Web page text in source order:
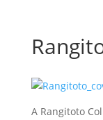
A Rangitoto